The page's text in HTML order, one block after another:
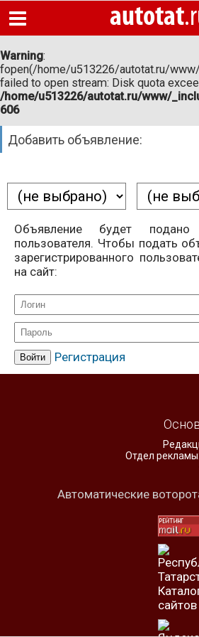
Главная
Новые авто
Подержанные авто
Автосалоны
Автосервисы
Запчасти
Автошколы
Вопрос-ответ
Узнать свои штрафы
Автосправка
autotat
Warning:
fopen(/home/u513226/autotat.ru/
failed to open stream: Disk quota
/home/u513226/autotat.ru/www/
606
Добавить объявление:
Объявление будет
пользователя. Чтобы подать
зарегистрированного
на сайт:
Регистрация
Отдел рекламы:
Автоматические
Warning
fopen(/home/u513226/autotat.ru/
failed to open stream: Disk quota
/home/u513226/autotat.ru/www/
606